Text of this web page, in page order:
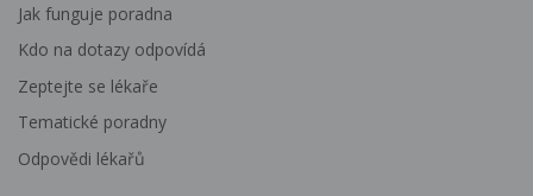
Jak funguje poradna
Kdo na dotazy odpovídá
Zeptejte se lékaře
Tematické poradny
Odpovědi lékařů